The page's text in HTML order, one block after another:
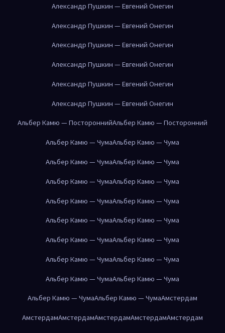
Александр Пушкин — Евгений Онегин
Александр Пушкин — Евгений Онегин
Александр Пушкин — Евгений Онегин
Александр Пушкин — Евгений Онегин
Александр Пушкин — Евгений Онегин
Александр Пушкин — Евгений Онегин
Альбер Камю — ПостороннийАльбер Камю — Посторонний
Альбер Камю — ЧумаАльбер Камю — Чума
Альбер Камю — ЧумаАльбер Камю — Чума
Альбер Камю — ЧумаАльбер Камю — Чума
Альбер Камю — ЧумаАльбер Камю — Чума
Альбер Камю — ЧумаАльбер Камю — Чума
Альбер Камю — ЧумаАльбер Камю — Чума
Альбер Камю — ЧумаАльбер Камю — Чума
Альбер Камю — ЧумаАльбер Камю — Чума
Альбер Камю — ЧумаАльбер Камю — ЧумаАмстердам
АмстердамАмстердамАмстердамАмстердамАмстердам